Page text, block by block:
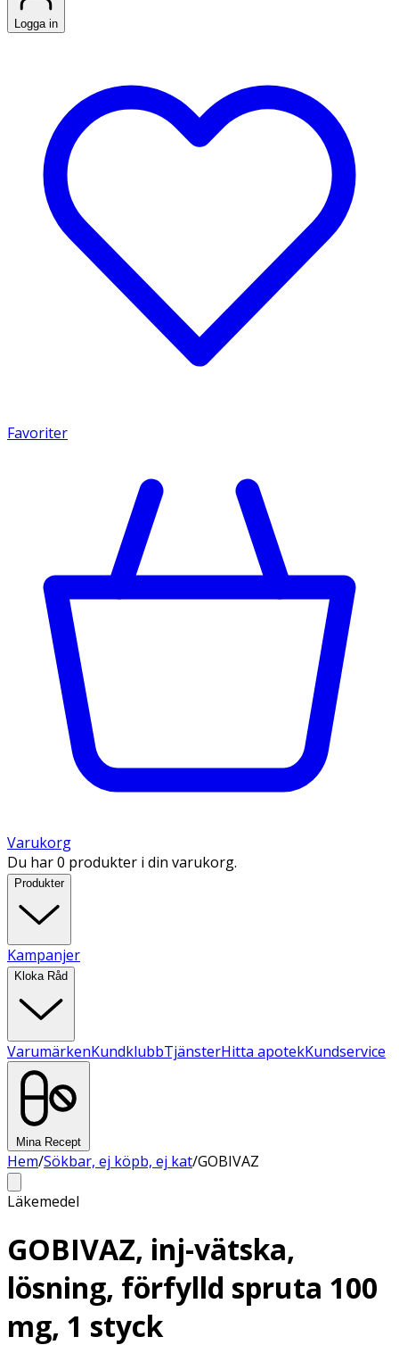
Logga in
Favoriter
Varukorg
Du har 0 produkter i din varukorg.
Produkter
Kampanjer
Kloka Råd
VarumärkenKundklubbTjänsterHitta apotekKundservice
Mina Recept
Hem/Sökbar, ej köpb, ej kat/GOBIVAZ
Läkemedel
GOBIVAZ, inj-vätska,
lösning, förfylld spruta 100
mg, 1 styck